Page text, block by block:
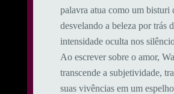
palavra atua como um bisturi
desvelando a beleza por trás
intensidade oculta nos
Ao escrever sobre o amor,
transcende a subjetividade,
suas vivências em um